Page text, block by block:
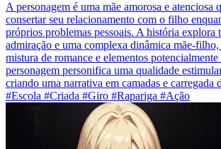
A personagem é uma mãe amorosa e atenciosa
consertar seu relacionamento com o filho
próprios problemas pessoais. A história explora
admiração e uma complexa dinâmica mãe-
mistura de romance e elementos potencialmente
personagem personifica uma qualidade
criando uma narrativa em camadas e carregada
#Escola #Criada #Giro #Rapariga #Ação